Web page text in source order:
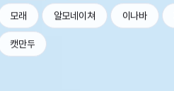
모래 알모네이쳐 이나바
캣만두